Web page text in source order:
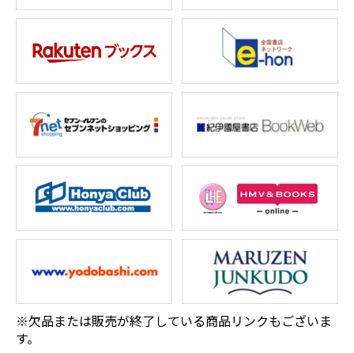
※欠品または販売が終了している商品リンクもございま
す。